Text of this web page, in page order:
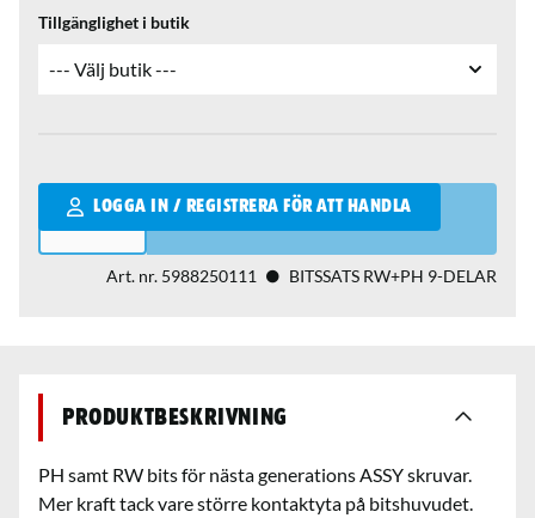
Tillgänglighet i butik
LOGGA IN / REGISTRERA FÖR ATT HANDLA
Qantity
Art. nr. 5988250111 BITSSATS RW+PH 9-DELAR
Produktbeskrivning
PH samt RW bits för nästa generations ASSY skruvar.
Mer kraft tack vare större kontaktyta på bitshuvudet.